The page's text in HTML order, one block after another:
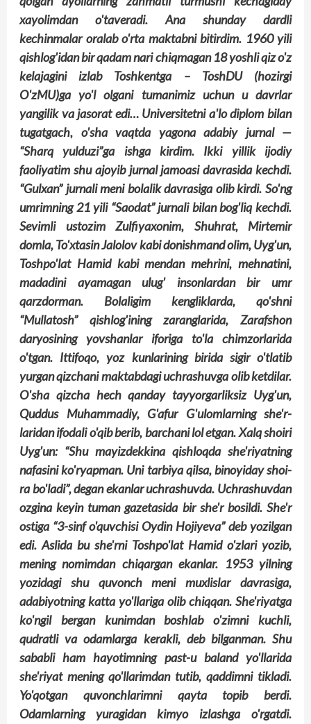
xayolimdan o'taveradi. Ana shunday dardli
kechinmalar oralab o'rta maktabni bitirdim. 1960 yili
qishlog'idan bir qadam nari chiqmagan 18 yoshli qiz o'z
kelajagini izlab Toshkentga – ToshDU (hozirgi
O'zMU)ga yo'l olgani tumanimiz uchun u davr­lar
yangilik va jasorat edi… Universitetni a'lo diplom bilan
tugatgach, o'sha vaqtda yagona adabiy jurnal —
“Sharq yulduzi”ga ishga kirdim. Ikki yillik ijodiy
faoliyatim shu ajoyib jurnal jamoasi davrasida kechdi.
“Gulxan” jurnali meni bolalik davrasiga olib kirdi. So'ng
umrimning 21 yili “Sao­dat” jurnali bilan bog'liq kechdi.
Sevimli ustozim Zulfiyaxonim, Shuhrat, Mirtemir
domla, To'xtasin Jalolov kabi donishmand olim, Uyg'un,
Toshpo'lat Hamid kabi mendan mehrini, mehnatini,
madadini ayamagan ulug' insonlardan bir umr
qarzdorman. Bolaligim kengliklarda, qo'shni
“Mullatosh” qishlog'ining zaranglarida, Zarafshon
daryosining yovshanlar iforiga to'la chimzorlarida
o'tgan. Ittifoqo, yoz kunlarining birida sigir o'tlatib
yurgan qizchani maktabdagi uchrashuvga olib ketdilar.
O'sha qizcha hech qanday tayyorgarliksiz Uyg'un,
Quddus Muhammadiy, G'afur G'ulomlarning she'r­
laridan ifodali o'qib berib, barchani lol etgan. Xalq shoiri
Uyg'un: “Shu mayizdekkina qish­loqda she'riyatning
nafasini ko'ryapman. Uni tarbiya qilsa, binoyiday shoi­­
ra bo'ladi”, degan ekanlar uchrashuvda. Uchrashuvdan
ozgina keyin tuman gazetasida bir she'r bosildi. She'r
ostiga “3-sinf o'quvchisi Oydin Hojiyeva” deb yozilgan
edi. Aslida bu she'r­­ni Tosh­po'lat Hamid o'zlari yozib,
mening nomimdan chiqargan ekanlar. 1953 yilning
yozidagi shu quvonch meni muxlislar davrasiga,
adabiyotning katta yo'llariga olib chiqqan. She'riyatga
ko'ngil bergan kunimdan boshlab o'zimni kuchli,
qudratli va odamlarga kerakli, deb bilganman. Shu
sababli ham hayotimning past-u baland yo'llarida
she'riyat mening qo'llarimdan tutib, qaddimni tikladi.
Yo'qotgan quvonchlarimni qayta topib berdi.
Odamlarning yuragidan kimyo izlashga o'rgatdi.